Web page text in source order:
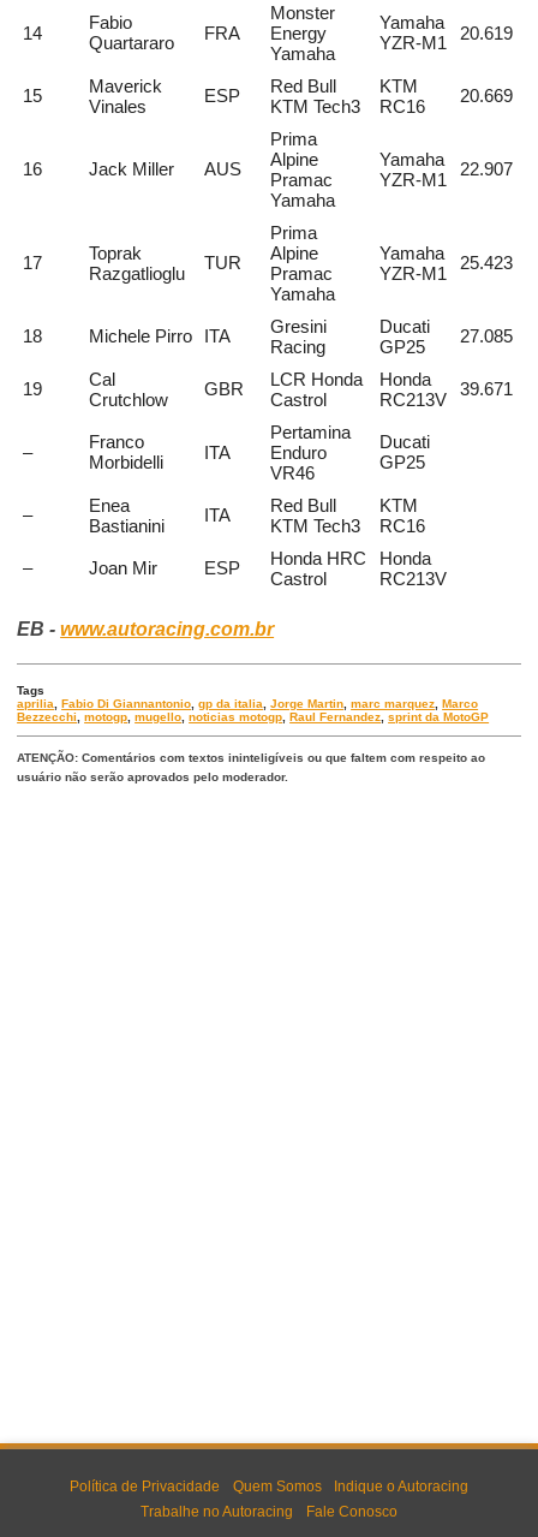
14
Fabio
Quartararo
FRA
Monster
Energy
Yamaha
Yamaha
YZR-M1
20.619
15
Maverick
Vinales
ESP
Red Bull
KTM Tech3
KTM
RC16
20.669
16 Jack Miller AUS
Prima
Alpine
Pramac
Yamaha
Yamaha
YZR-M1
22.907
17
Toprak
Razgatlioglu
TUR
Prima
Alpine
Pramac
Yamaha
Yamaha
YZR-M1
25.423
18 Michele Pirro ITA
Gresini
Racing
Ducati
GP25
27.085
19
Cal
Crutchlow
GBR
LCR Honda
Castrol
Honda
RC213V
39.671
–
Franco
Morbidelli
ITA
Pertamina
Enduro
VR46
Ducati
GP25
–
Enea
Bastianini
ITA
Red Bull
KTM Tech3
KTM
RC16
– Joan Mir ESP
Honda HRC
Castrol
Honda
RC213V
EB -www.autoracing.com.br
Tags
aprilia
,Fabio Di Giannantonio ,gp da italia ,Jorge Martin ,marc marquez ,Marco
Bezzecchi
,motogp ,mugello ,noticias motogp ,Raul Fernandez ,sprint da MotoGP
ATENÇÃO: Comentários com textos ininteligíveis ou que faltem com respeito ao
usuário não serão aprovados pelo moderador.
Política de Privacidade Quem Somos
Indique o Autoracing
Trabalhe no Autoracing
Fale Conosco